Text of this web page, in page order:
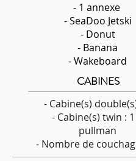
- 1 annexe
- SeaDoo Jetski
- Donut
- Banana
- Wakeboard
CABINES
- Cabine(s)
- Cabine(s) twin :
pullman
- Nombre de